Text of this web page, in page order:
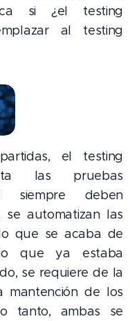
si ¿el testing
al testing
el testing
las pruebas
siempre deben
se automatizan las
que se acaba de
que ya estaba
se requiere de la
mantención de los
tanto, ambas se